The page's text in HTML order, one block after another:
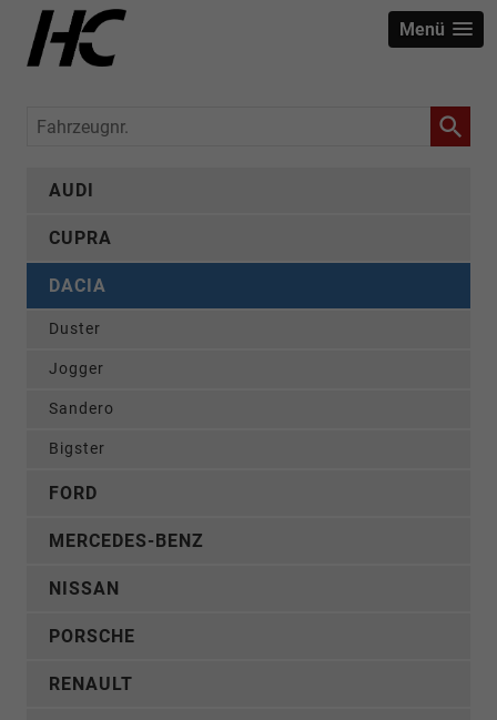
Menü
Fahrzeugnr.
AUDI
CUPRA
DACIA
Duster
Jogger
Sandero
Bigster
FORD
MERCEDES-BENZ
NISSAN
PORSCHE
RENAULT